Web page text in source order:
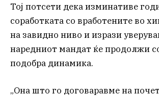
Тој потсети дека изминативе
соработката со вработените во
на завидно ниво и изрази
наредниот мандат ќе продолжи
подобра динамика.
„Она што го договаравме на